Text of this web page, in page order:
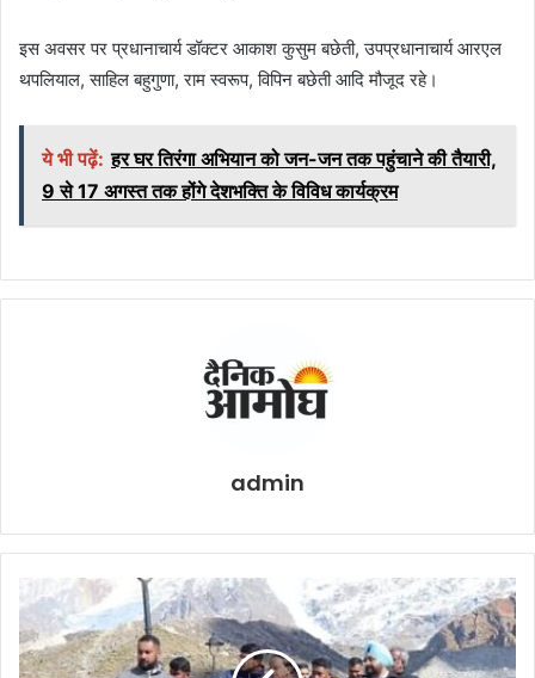
इस अवसर पर प्रधानाचार्य डॉक्टर आकाश कुसुम बछेती, उपप्रधानाचार्य आरएल
थपलियाल, साहिल बहुगुणा, राम स्वरूप, विपिन बछेती आदि मौजूद रहे।
ये भी पढ़ें: हर घर तिरंगा अभियान को जन-जन तक पहुंचाने की तैयारी,
9 से 17 अगस्त तक होंगे देशभक्ति के विविध कार्यक्रम
admin